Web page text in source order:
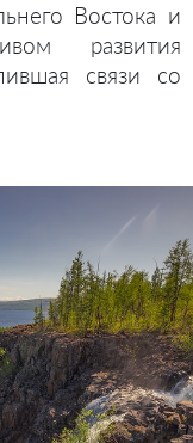
Востока и
развития
связи со